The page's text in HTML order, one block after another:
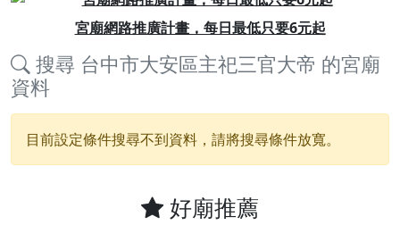
宮廟網路推廣計畫，每日最低只要6元起
Previous
搜尋 台中市大安區主祀三官大帝 的宮廟
資料
目前設定條件搜尋不到資料，請將搜尋條件放寬。
好廟推薦